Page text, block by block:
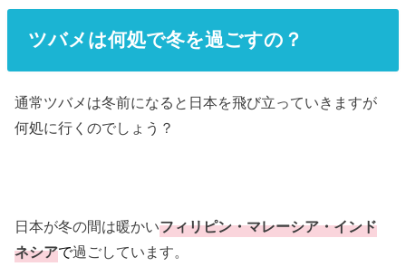
ツバメは何処で冬を過ごすの？
通常ツバメは冬前になると日本を飛び立っていきますが
何処に行くのでしょう？
日本が冬の間は暖かいフィリピン・マレーシア・インド
ネシアで過ごしています。